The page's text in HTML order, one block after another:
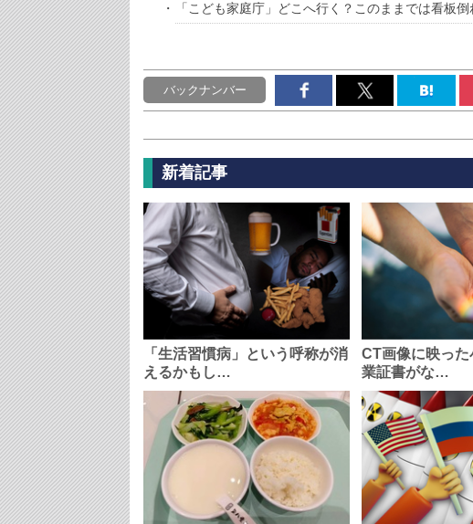
「こども家庭庁」どこへ行く？このままでは看板倒
バックナンバー
新着記事
「生活習慣病」という呼称が消
えるかもし…
CT画像に映っ
業証書がな…